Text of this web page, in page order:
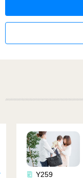
る方大歓
！！電子部